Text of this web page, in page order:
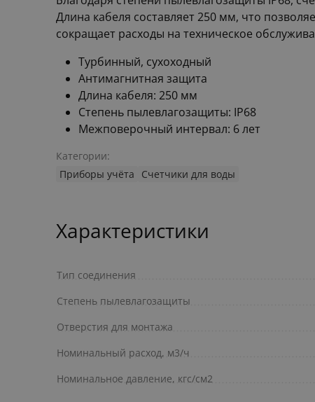
Длина кабеля составляет 250 мм, что
сокращает расходы на техническое
Турбинный, сухоходный
Антимагнитная защита
Длина кабеля: 250 мм
Степень пылевлагозащиты: IP68
Межповерочный интервал: 6 лет
Категории:
Приборы учёта
Счетчики для воды
Характеристики
Тип соединения
Степень пылевлагозащиты
Отверстия для монтажа
Номинальный расход, м3/ч
Номинальное давление, кгс/см2